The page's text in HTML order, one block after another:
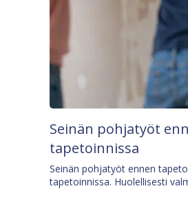
Seinän pohjatyöt
tapetoinnissa
Seinän pohjatyöt ennen
tapetoinnissa. Huolellisesti